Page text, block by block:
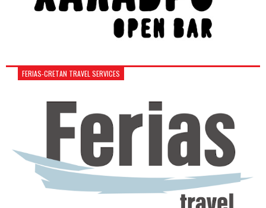
FERIAS-CRETAN TRAVEL SERVICES